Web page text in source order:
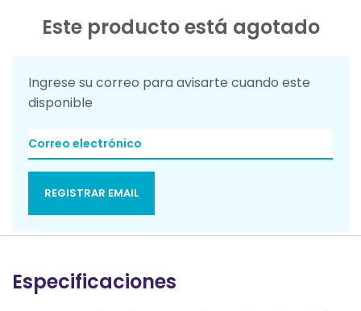
Este producto está agotado
Ingrese su correo para avisarte cuando este
disponible
REGISTRAR EMAIL
Especificaciones